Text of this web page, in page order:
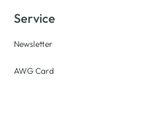
Service
Newsletter
AWG Card